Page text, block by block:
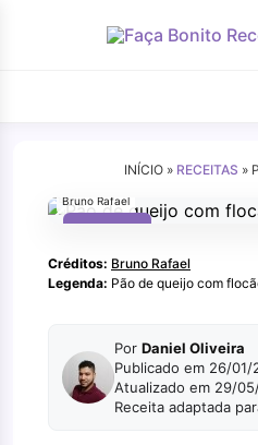
INÍCIO » RECEITAS »
LANCHES
Bruno Rafael
Créditos: Bruno Rafael
Legenda: Pão de queijo com
Por Daniel Oliveira
Publicado em 26/01/
Atualizado em 29/
Receita adaptada